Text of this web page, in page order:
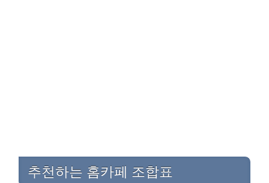
추천하는 홈카페 조합표